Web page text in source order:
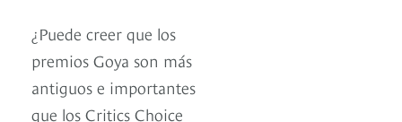
¿Puede creer que los
premios Goya son más
antiguos e importantes
que los Critics Choice